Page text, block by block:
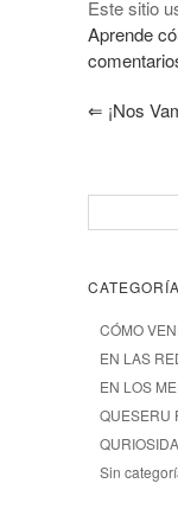
Este sitio
Aprende
⇐ ¡Nos
CÓMO
EN LAS
EN LOS
QUESERU
Sin